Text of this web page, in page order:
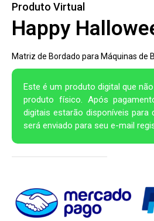
Produto Virtual
Happy
Matriz de Bordado para Máquinas de
Este é um produto digital que
produto físico. Após
digitais estarão disponíveis para
será enviado para seu e-mail